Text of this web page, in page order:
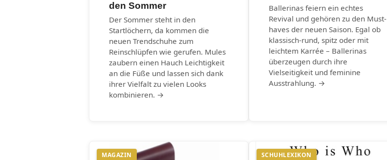
den Sommer
Der Sommer steht in den
Startlöchern, da kommen die
neuen Trendschuhe zum
Reinschlüpfen wie gerufen. Mules
zaubern einen Hauch Leichtigkeit
an die Füße und lassen sich dank
ihrer Vielfalt zu vielen Looks
kombinieren. →
Ballerinas feiern ein echtes
Revival und gehören zu den Must-
haves der neuen Saison. Egal ob
klassisch-rund, spitz oder mit
leichtem Karrée – Ballerinas
überzeugen durch ihre
Vielseitigkeit und feminine
Ausstrahlung. →
MAGAZIN SCHUHLEXIKON